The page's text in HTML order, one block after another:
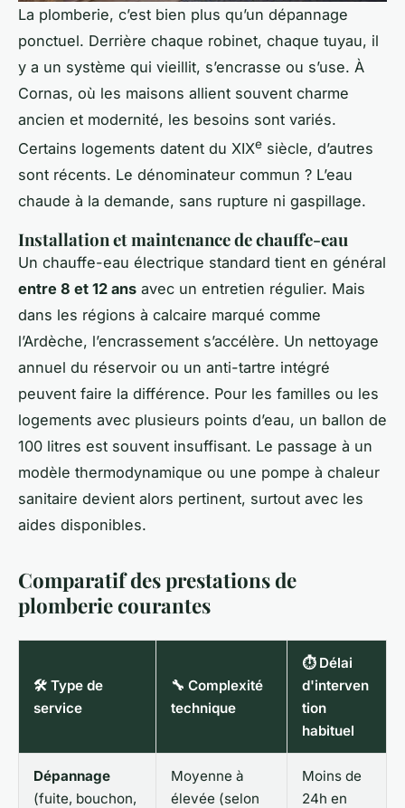
La plomberie, c’est bien plus qu’un dépannage
ponctuel. Derrière chaque robinet, chaque tuyau, il
y a un système qui vieillit, s’encrasse ou s’use. À
Cornas, où les maisons allient souvent charme
ancien et modernité, les besoins sont variés.
Certains logements datent du XIXe siècle, d’autres
sont récents. Le dénominateur commun ? L’eau
chaude à la demande, sans rupture ni gaspillage.
Installation et maintenance de chauffe-eau
Un chauffe-eau électrique standard tient en général
entre 8 et 12 ans avec un entretien régulier. Mais
dans les régions à calcaire marqué comme
l’Ardèche, l’encrassement s’accélère. Un nettoyage
annuel du réservoir ou un anti-tartre intégré
peuvent faire la différence. Pour les familles ou les
logements avec plusieurs points d’eau, un ballon de
100 litres est souvent insuffisant. Le passage à un
modèle thermodynamique ou une pompe à chaleur
sanitaire devient alors pertinent, surtout avec les
aides disponibles.
Comparatif des prestations de
plomberie courantes
🛠️ Type de
service
🔧 Complexité
technique
⏱️ Délai
d'interven
tion
habituel
Dépannage
(fuite, bouchon,
Moyenne à
élevée (selon
Moins de
24h en